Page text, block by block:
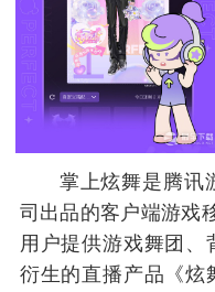
掌上炫舞是腾讯
司出品的客户端游戏
用户提供游戏舞团、
衍生的直播产品《炫